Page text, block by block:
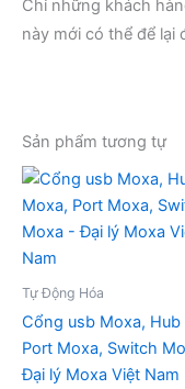
Chỉ những khách
này mới có thể để lại
Sản phẩm tương tự
Tự Động Hóa
Cổng usb Moxa, Hub
Port Moxa, Switch
Đại lý Moxa Việt Nam